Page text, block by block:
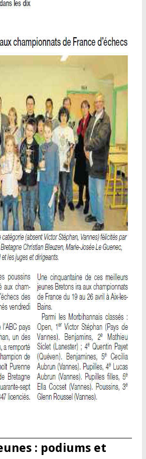
Le Bretagne jeunes dans la presse
: podiums et